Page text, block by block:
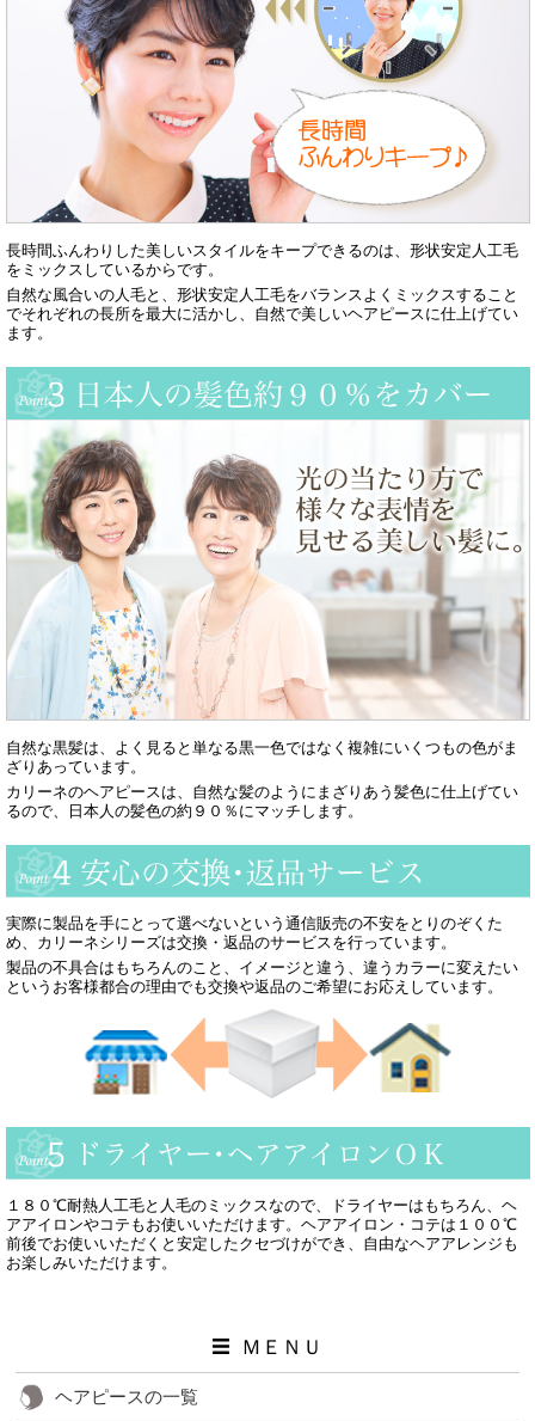
長時間ふんわりした美しいスタイルをキープできるのは、形状安定人工毛
をミックスしているからです。
自然な風合いの人毛と、形状安定人工毛をバランスよくミックスすること
でそれぞれの長所を最大に活かし、自然で美しいヘアピースに仕上げてい
ます。
自然な黒髪は、よく見ると単なる黒一色ではなく複雑にいくつもの色がま
ざりあっています。
カリーネのヘアピースは、自然な髪のようにまざりあう髪色に仕上げてい
るので、日本人の髪色の約９０％にマッチします。
実際に製品を手にとって選べないという通信販売の不安をとりのぞくた
め、カリーネシリーズは交換・返品のサービスを行っています。
製品の不具合はもちろんのこと、イメージと違う、違うカラーに変えたい
というお客様都合の理由でも交換や返品のご希望にお応えしています。
１８０℃耐熱人工毛と人毛のミックスなので、ドライヤーはもちろん、ヘ
アアイロンやコテもお使いいただけます。ヘアアイロン・コテは１００℃
前後でお使いいただくと安定したクセづけができ、自由なヘアアレンジも
お楽しみいただけます。
ＭＥＮＵ
ヘアピースの一覧